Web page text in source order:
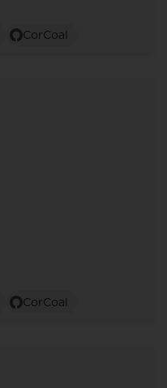
CorCoal
CorCoal